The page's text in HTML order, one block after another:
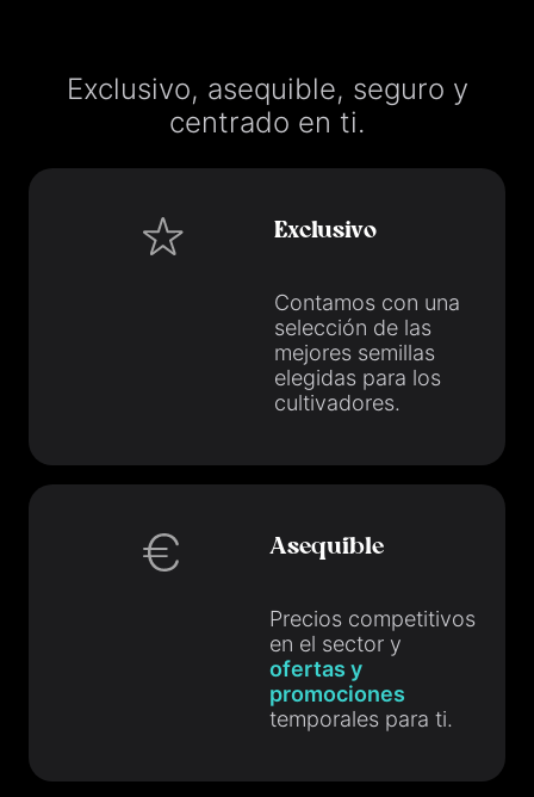
Exclusivo, asequible, seguro y
centrado en ti.
Exclusivo
Contamos con una
selección de las
mejores semillas
elegidas para los
cultivadores.
Asequible
Precios competitivos
en el sector y
ofertas y
promociones
temporales para ti.